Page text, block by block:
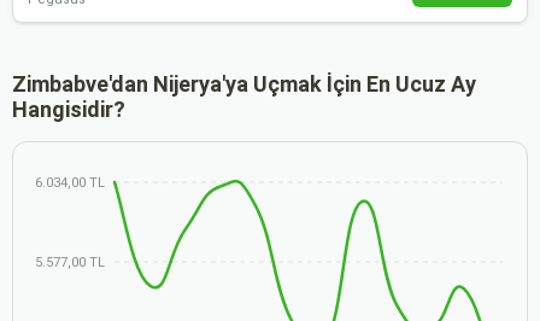
Zimbabve'dan Nijerya'ya Uçmak İçin En Ucuz Ay
Hangisidir?
6.034,00 TL
5.577,00 TL